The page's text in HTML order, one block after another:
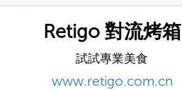
Retigo 對流烤箱
試試專業美食
www.retigo.com.cn